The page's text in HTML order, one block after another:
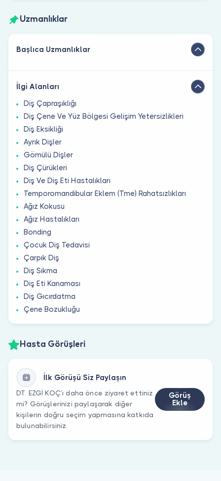
Uzmanlıklar
Başlıca Uzmanlıklar
İlgi Alanları
Diş Çapraşıklığı
Diş Çene Ve Yüz Bölgesi Gelişim Yetersizlikleri
Diş Eksikliği
Ayrık Dişler
Gömülü Dişler
Diş Çürükleri
Diş Ve Diş Eti Hastalıkları
Temporomandibular Eklem (Tme) Rahatsızlıkları
Ağız Kokusu
Ağız Hastalıkları
Bonding
Çocuk Diş Tedavisi
Çarpık Diş
Diş Sıkma
Diş Eti Kanaması
Diş Gıcırdatma
Çene Bozukluğu
Hasta Görüşleri
İlk Görüşü Siz Paylaşın
DT. EZGİ KOÇ’ı daha önce ziyaret ettiniz
mi? Görüşlerinizi paylaşarak diğer
kişilerin doğru seçim yapmasına katkıda
bulunabilirsiniz.
Görüş
Ekle